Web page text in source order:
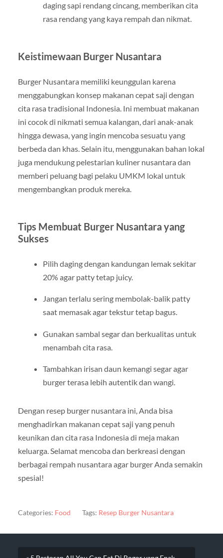
daging sapi rendang cincang, memberikan cita
rasa rendang yang kaya rempah dan nikmat.
Keistimewaan Burger Nusantara
Burger Nusantara memiliki keunggulan karena
menggabungkan konsep makanan cepat saji dengan
cita rasa tradisional Indonesia. Ini membuat makanan
ini cocok di nikmati semua kalangan, dari anak-anak
hingga dewasa, yang ingin mencoba sesuatu yang
berbeda dan khas. Selain itu, menggunakan bahan lokal
juga mendukung pelestarian kuliner nusantara dan
memberi peluang bagi pelaku UMKM lokal untuk
mengembangkan produk mereka.
Tips Membuat Burger Nusantara yang
Sukses
Pilih daging dengan kandungan lemak sekitar
20% agar patty tetap juicy.
Jangan terlalu sering membolak-balik patty
saat memasak agar tekstur tetap bagus.
Gunakan sambal segar dan berkualitas untuk
menambah cita rasa.
Tambahkan irisan daun kemangi segar agar
burger terasa lebih autentik dan wangi.
Dengan resep burger nusantara ini, Anda bisa
menghadirkan makanan cepat saji yang penuh
keunikan dan cita rasa Indonesia di meja makan
keluarga. Selamat mencoba dan berkreasi dengan
berbagai rempah nusantara agar burger Anda semakin
spesial!
Categories: Food Tags: Resep Burger Nusantara